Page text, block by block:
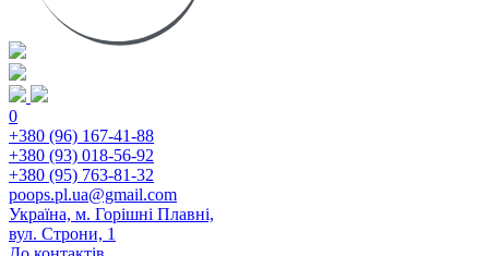
0
+380 (96) 167-41-88
+380 (93) 018-56-92
+380 (95) 763-81-32
poops.pl.ua@gmail.com
Україна, м. Горішні Плавні,
вул. Строни, 1